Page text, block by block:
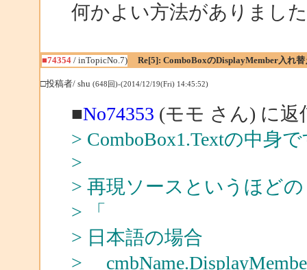
何かよい方法がありまし
■74354/ inTopicNo.7) Re[5]: ComboBoxのDisplayMember入れ替
□投稿者/ shu (648回)-(2014/12/19(Fri) 14:45:52)
■No74353 (モモ さん) に返
> ComboBox1.Textの中身
>
> 再現ソースというほど
> 「
> 日本語の場合
>